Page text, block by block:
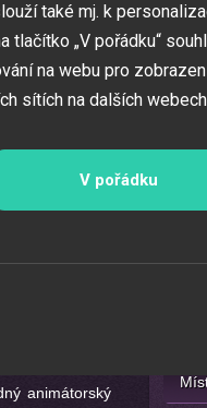
bublinek,
slavnost,
animátorský
Nebo
také mj. k
tlačítko „V pořádku“
na webu pro
sítích na dalších
V pořádku